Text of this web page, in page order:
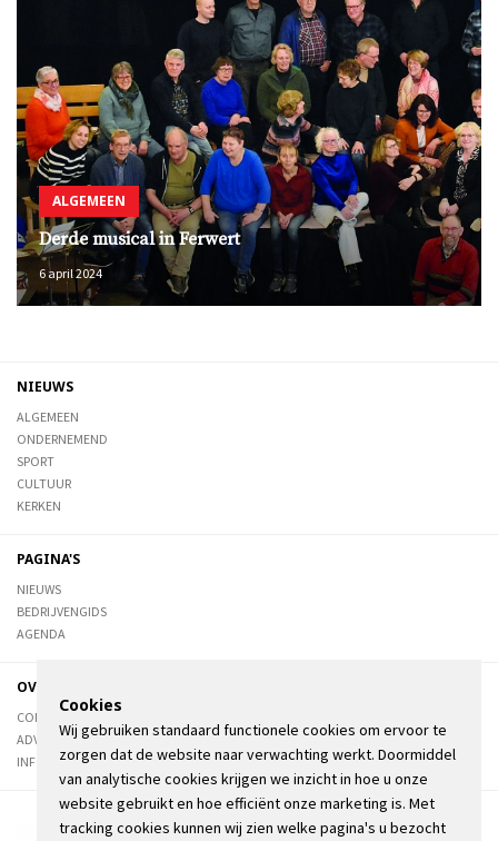
ALGEMEEN
Derde musical in Ferwert
6 april 2024
NIEUWS
ALGEMEEN
ONDERNEMEND
SPORT
CULTUUR
KERKEN
PAGINA'S
NIEUWS
BEDRIJVENGIDS
AGENDA
OVER DE STIENSER
CONTACT
ADVERTEREN
INFORMATIE
Cookies
Wij gebruiken standaard functionele cookies om ervoor te
zorgen dat de website naar verwachting werkt. Doormiddel
van analytische cookies krijgen we inzicht in hoe u onze
website gebruikt en hoe efficiënt onze marketing is. Met
tracking cookies kunnen wij zien welke pagina's u bezocht